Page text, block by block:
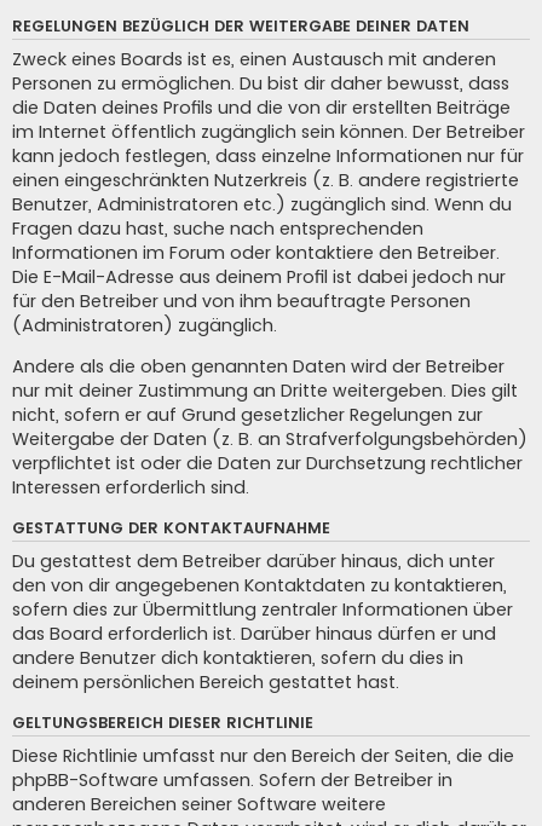
REGELUNGEN BEZÜGLICH DER WEITERGABE DEINER DATEN
Zweck eines Boards ist es, einen Austausch mit anderen
Personen zu ermöglichen. Du bist dir daher bewusst, dass
die Daten deines Profils und die von dir erstellten Beiträge
im Internet öffentlich zugänglich sein können. Der Betreiber
kann jedoch festlegen, dass einzelne Informationen nur für
einen eingeschränkten Nutzerkreis (z. B. andere registrierte
Benutzer, Administratoren etc.) zugänglich sind. Wenn du
Fragen dazu hast, suche nach entsprechenden
Informationen im Forum oder kontaktiere den Betreiber.
Die E-Mail-Adresse aus deinem Profil ist dabei jedoch nur
für den Betreiber und von ihm beauftragte Personen
(Administratoren) zugänglich.
Andere als die oben genannten Daten wird der Betreiber
nur mit deiner Zustimmung an Dritte weitergeben. Dies gilt
nicht, sofern er auf Grund gesetzlicher Regelungen zur
Weitergabe der Daten (z. B. an Strafverfolgungsbehörden)
verpflichtet ist oder die Daten zur Durchsetzung rechtlicher
Interessen erforderlich sind.
GESTATTUNG DER KONTAKTAUFNAHME
Du gestattest dem Betreiber darüber hinaus, dich unter
den von dir angegebenen Kontaktdaten zu kontaktieren,
sofern dies zur Übermittlung zentraler Informationen über
das Board erforderlich ist. Darüber hinaus dürfen er und
andere Benutzer dich kontaktieren, sofern du dies in
deinem persönlichen Bereich gestattet hast.
GELTUNGSBEREICH DIESER RICHTLINIE
Diese Richtlinie umfasst nur den Bereich der Seiten, die die
phpBB-Software umfassen. Sofern der Betreiber in
anderen Bereichen seiner Software weitere